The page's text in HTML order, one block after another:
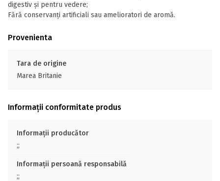
digestiv și pentru vedere;
Fără conservanți artificiali sau amelioratori de aromă.
Provenienta
Tara de origine
Marea Britanie
Informații conformitate produs
Informații producător
;;
Informații persoană responsabilă
;;